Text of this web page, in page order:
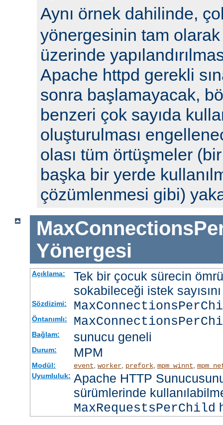
Aynı örnek dahilinde,
yönergesinin tam olarak
üzerinde
Apache httpd gerekli
sonra başlamayacak,
benzeri çok sayıda
oluşturulması
olası tüm örtüşmeler
başka bir yerde
çözümlenmesi gibi)
Yönergesi
Açıklama:
Tek bir çocuk sürecin
sokabileceği istek
Sözdizimi:
Öntanımlı:
Bağlam: sunucu geneli
Durum: MPM
Modül: event worker, prefork, mpm_winnt
Uyumluluk: Apache HTTP
sürümlerinde
MaxRequestsPerChild